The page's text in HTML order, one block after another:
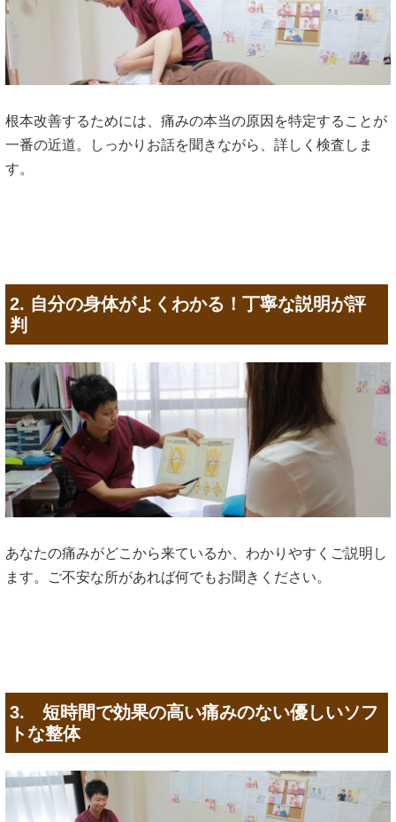
根本改善するためには、痛みの本当の原因を特定することが
一番の近道。しっかりお話を聞きながら、詳しく検査しま
す。
2. 自分の身体がよくわかる！丁寧な説明が評
判
あなたの痛みがどこから来ているか、わかりやすくご説明し
ます。ご不安な所があれば何でもお聞きください。
3. 短時間で効果の高い痛みのない優しいソフ
トな整体